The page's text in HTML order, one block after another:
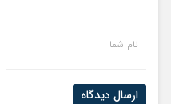
نام شما
ارسال دیدگاه